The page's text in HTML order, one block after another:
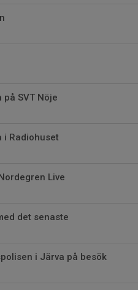
SVT Nöje
i Radiohuset
Live
det senaste
i Järva på besök